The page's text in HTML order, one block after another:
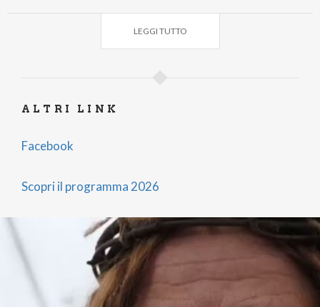
LEGGI TUTTO
ALTRI LINK
Facebook
Scopri il programma 2026